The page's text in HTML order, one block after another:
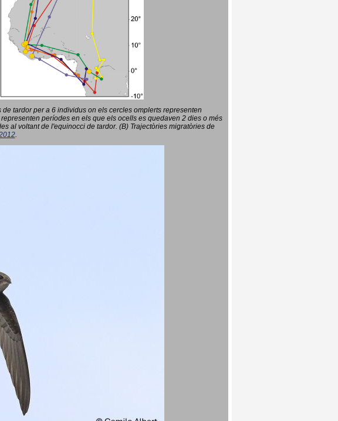
de tardor per a 6 individus on els cercles omplerts representen
períodes en els que els ocells es quedaven 2 dies o més
al voltant de l'equinocci de tardor. (B) Trajectòries migratòries de
.